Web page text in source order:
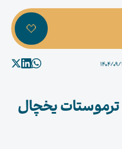
1404/09/
یخچال